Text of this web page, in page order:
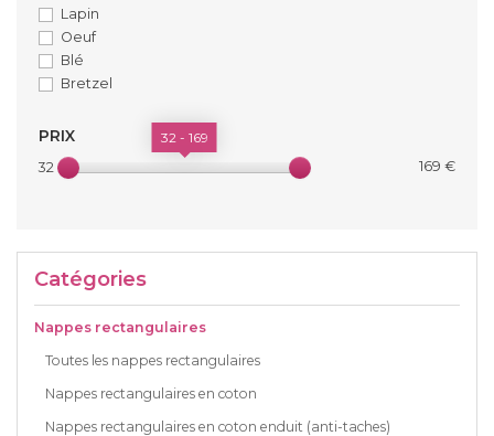
Lapin
Oeuf
Blé
Bretzel
PRIX
32 € 169 €
32 - 169
Catégories
Nappes rectangulaires
Toutes les nappes rectangulaires
Nappes rectangulaires en coton
Nappes rectangulaires en coton enduit (anti-taches)